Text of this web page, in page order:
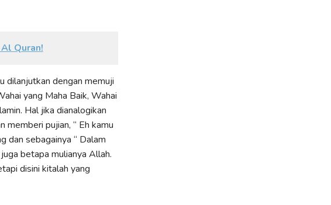
Quran!
dilanjutkan dengan memuji
yang Maha Baik, Wahai
Hal jika dianalogikan
pujian, “ Eh kamu
dan sebagainya “ Dalam
betapa mulianya Allah.
disini kitalah yang